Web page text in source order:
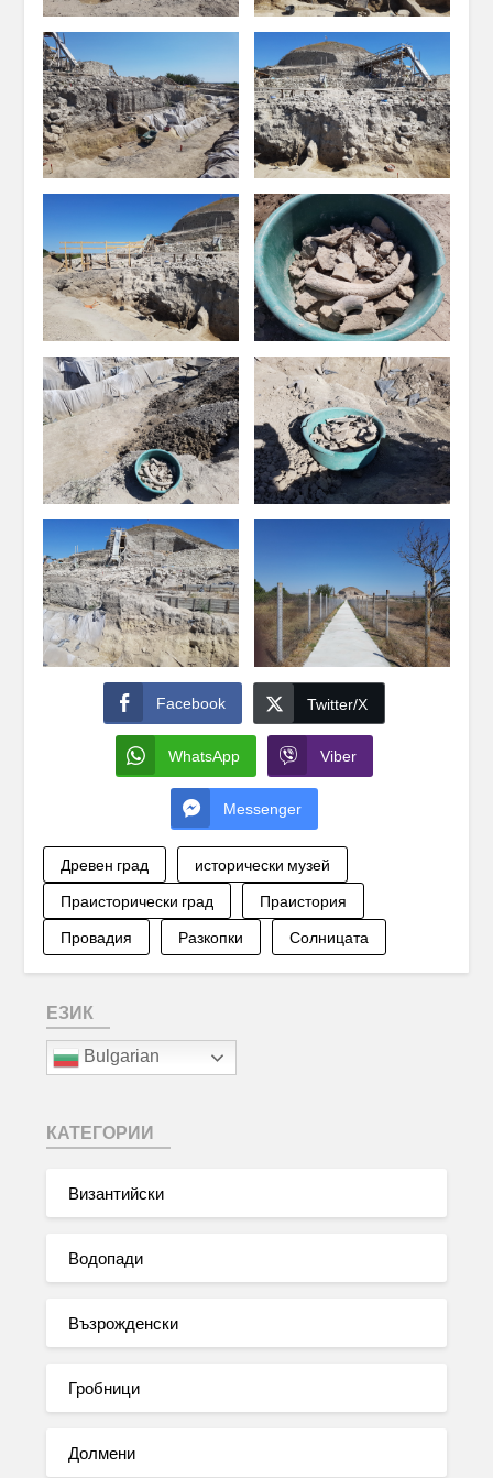
Facebook Twitter/X
WhatsApp Viber
Messenger
Древен град
исторически музей
Праисторически град
Праистория
Провадия
Разкопки Солницата
ЕЗИК
Bulgarian
КАТЕГОРИИ
Византийски
Водопади
Възрожденски
Гробници
Долмени